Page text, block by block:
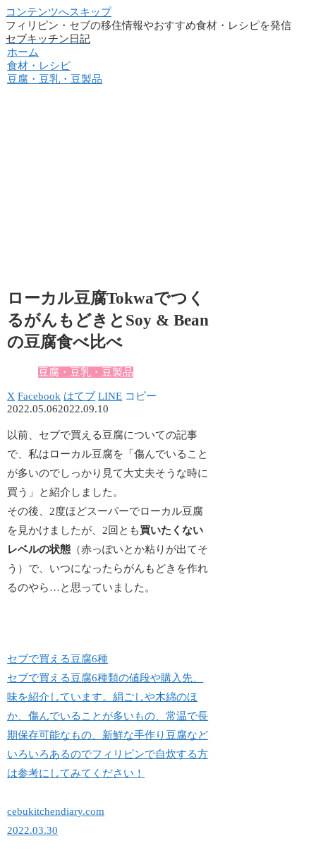
コンテンツへスキップ
フィリピン・セブの移住情報やおすすめ食材・レシピを発信
セブキッチン日記
ホーム
食材・レシピ
豆腐・豆乳・豆製品
ローカル豆腐Tokwaでつく
るがんもどきとSoy & Bean
の豆腐食べ比べ
豆腐・豆乳・豆製品
X Facebook はてブ LINE コピー
2022.05.062022.09.10
以前、セブで買える豆腐についての記事
で、私はローカル豆腐を「傷んでいること
が多いのでしっかり見て大丈夫そうな時に
買う」と紹介しました。
その後、2度ほどスーパーでローカル豆腐
を見かけましたが、2回とも買いたくない
レベルの状態 （赤っぽいとか粘りが出てそ
う）で、いつになったらがんもどきを作れ
るのやら…と思っていました。
セブで買える豆腐6種
セブで買える豆腐6種類の値段や購入先、
味を紹介しています。絹ごしや木綿のほ
か、傷んでいることが多いもの、常温で長
期保存可能なもの、新鮮な手作り豆腐など
いろいろあるのでフィリピンで自炊する方
は参考にしてみてください！
cebukitchendiary.com
2022.03.30